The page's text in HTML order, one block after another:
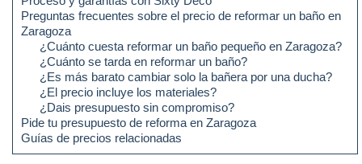
Preguntas frecuentes sobre el precio de reformar un baño en
Zaragoza
¿Cuánto cuesta reformar un baño pequeño en Zaragoza?
¿Cuánto se tarda en reformar un baño?
¿Es más barato cambiar solo la bañera por una ducha?
¿El precio incluye los materiales?
¿Dais presupuesto sin compromiso?
Pide tu presupuesto de reforma en Zaragoza
Guías de precios relacionadas